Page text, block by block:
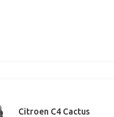
Citroen C4 Cactus